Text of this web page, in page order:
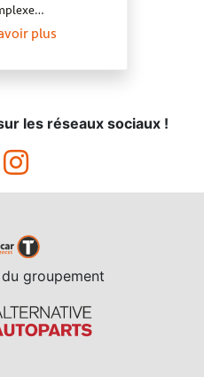
plus
les réseaux sociaux !
groupement